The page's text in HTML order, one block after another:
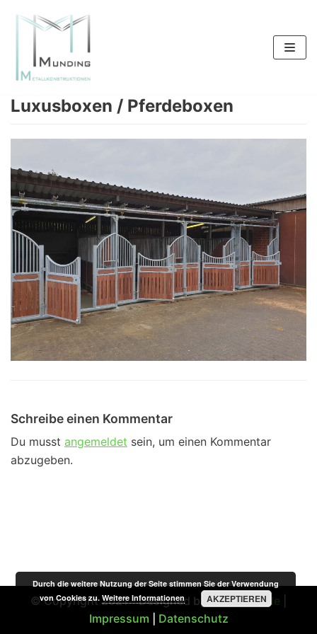
Zum
Inhalt
springen
Luxusboxen / Pferdeboxen
Schreibe einen Kommentar
Du musst angemeldet sein, um einen Kommentar
abzugeben.
© Copyright 2021 - Designed bySTSMedia.de
Impressum
Datenschutz
Durch die weitere Nutzung der Seite stimmen Sie der Verwendung
von Cookies zu.Weitere Informationen AKZEPTIEREN